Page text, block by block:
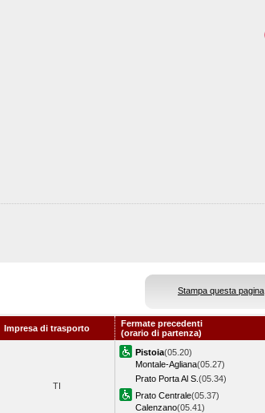
Stampa questa pagina
Impresa di trasporto
Fermate precedenti
(orario di partenza)
TI
Pistoia(05.20)
Montale-Agliana(05.27)
Prato Porta Al S. (05.34)
Prato Centrale(05.37)
Calenzano(05.41)